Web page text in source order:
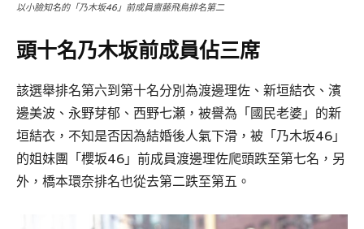
以小臉知名的「乃木坂46」前成員齋藤飛鳥排名第二
頭十名乃木坂前成員佔三席
該選舉排名第六到第十名分別為渡邊理佐、新垣結衣、濱
邊美波、永野芽郁、西野七瀬，被譽為「國民老婆」的新
垣結衣，不知是否因為結婚後人氣下滑，被「乃木坂46」
的姐妹團「櫻坂46」前成員渡邊理佐爬頭跌至第七名，另
外，橋本環奈排名也從去第二跌至第五。